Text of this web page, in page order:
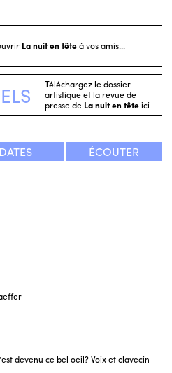
devenu ce bel oeil? Voix et clavecin
La nuit en têteà vos amis...
Téléchargez le dossier
artistique et la revue de
presse de La nuit en têteici
DATES ÉCOUTER